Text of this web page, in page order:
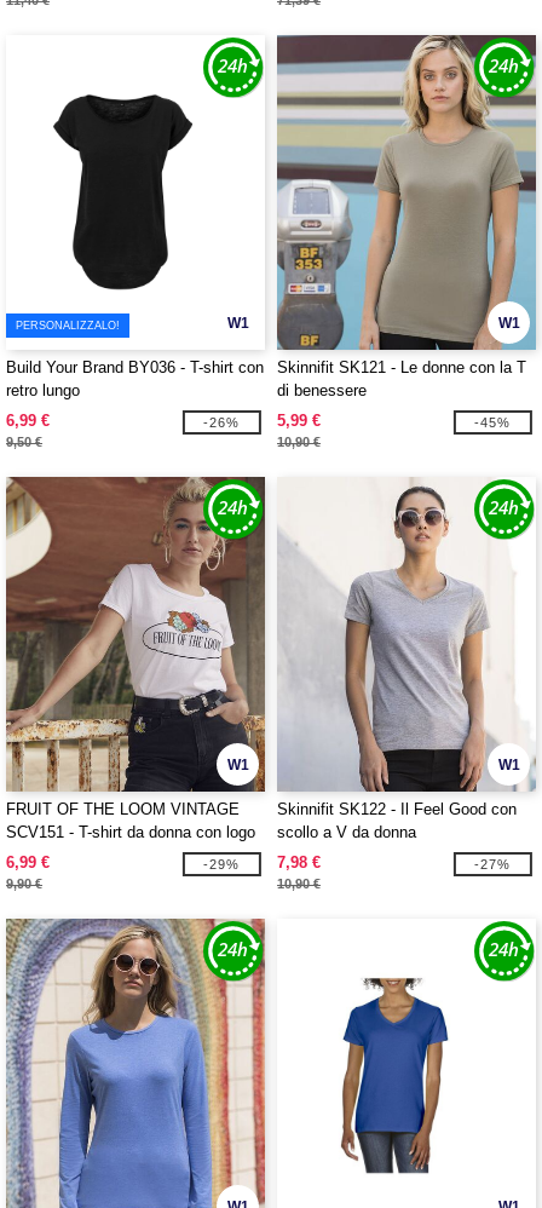
W1
PERSONALIZZALO!
Build Your Brand BY036 - T-shirt con
retro lungo
6,99 €
9,50 €
-26%
W1
Skinnifit SK121 - Le donne con la T
di benessere
5,99 €
10,90 €
-45%
W1
FRUIT OF THE LOOM VINTAGE
SCV151 - T-shirt da donna con logo
FRUIT OF THE LOOM VINTAGE
6,99 €
9,90 €
-29%
W1
Skinnifit SK122 - Il Feel Good con
scollo a V da donna
7,98 €
10,90 €
-27%